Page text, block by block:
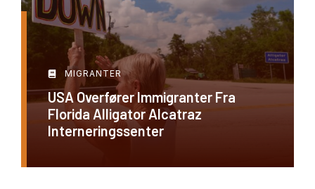
MIGRANTER
USA Overfører Immigranter Fra
Florida Alligator Alcatraz
Interneringssenter